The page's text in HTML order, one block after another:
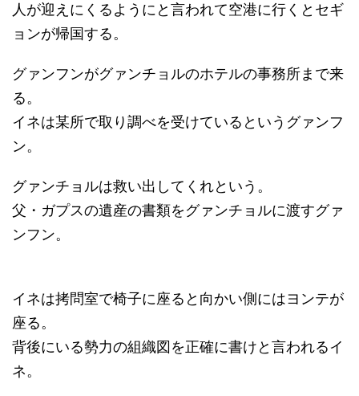
人が迎えにくるようにと言われて空港に行くとセギ
ョンが帰国する。
グァンフンがグァンチョルのホテルの事務所まで来
る。
イネは某所で取り調べを受けているというグァンフ
ン。
グァンチョルは救い出してくれという。
父・ガプスの遺産の書類をグァンチョルに渡すグァ
ンフン。
イネは拷問室で椅子に座ると向かい側にはヨンテが
座る。
背後にいる勢力の組織図を正確に書けと言われるイ
ネ。